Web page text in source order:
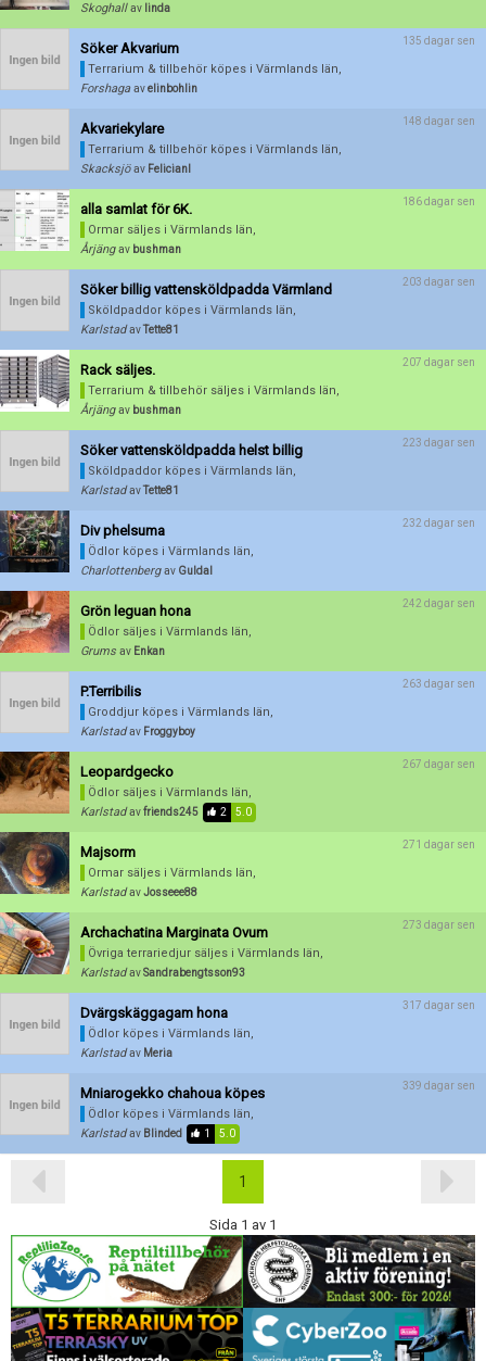
Skoghall av linda
Söker Akvarium
Terrarium & tillbehör köpes i Värmlands län,
Forshaga avelinbohlin
135 dagar sen
Akvariekylare
Terrarium & tillbehör köpes i Värmlands län,
Skacksjö av Felicianl
148 dagar sen
alla samlat för 6K.
Ormar säljes i Värmlands län,
Årjäng av bushman
186 dagar sen
Söker billig vattensköldpadda Värmland
Sköldpaddor köpes i Värmlands län,
Karlstad avTette81
203 dagar sen
Rack säljes.
Terrarium & tillbehör säljes i Värmlands län,
Årjäng av bushman
207 dagar sen
Söker vattensköldpadda helst billig
Sköldpaddor köpes i Värmlands län,
Karlstad avTette81
223 dagar sen
Div phelsuma
Ödlor köpes i Värmlands län,
Charlottenberg av Guldal
232 dagar sen
Grön leguan hona
Ödlor säljes i Värmlands län,
Grums av Enkan
242 dagar sen
P.Terribilis
Groddjur köpes i Värmlands län,
Karlstad av Froggyboy
263 dagar sen
Leopardgecko
Ödlor säljes i Värmlands län,
Karlstad avfriends245 2 5.0
267 dagar sen
Majsorm
Ormar säljes i Värmlands län,
Karlstad avJosseee88
271 dagar sen
Archachatina Marginata Ovum
Övriga terrariedjur säljes i Värmlands län,
Karlstad avSandrabengtsson93
273 dagar sen
Dvärgskäggagam hona
Ödlor köpes i Värmlands län,
Karlstad av Meria
317 dagar sen
Mniarogekko chahoua köpes
Ödlor köpes i Värmlands län,
Karlstad av Blinded 1 5.0
339 dagar sen
1
Sida 1 av 1